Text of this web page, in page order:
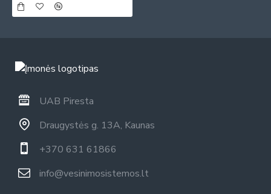
UAB Piresta
Draugystės g. 13A, Kaunas
+370 631 61866
info@vesinimosistemos.lt